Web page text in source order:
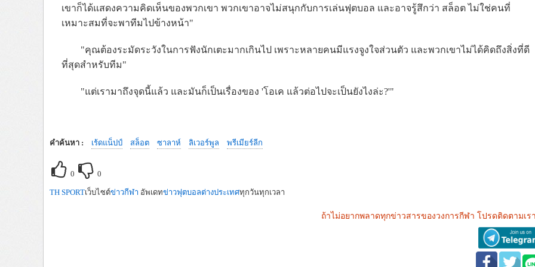
เขาก็ได้แสดงความคิดเห็นของพวกเขา พวกเขาอาจไม่สนุกกับการเล่นฟุตบอล และอาจรู้สึกว่า สล็อต ไม่ใช่คนที่
เหมาะสมที่จะพาทีมไปข้างหน้า"
"คุณต้องระมัดระวังในการฟังนักเตะมากเกินไป เพราะหลายคนมีแรงจูงใจส่วนตัว และพวกเขาไม่ได้คิดถึงสิ่งที่ดี
ที่สุดสำหรับทีม"
"แต่เรามาถึงจุดนี้แล้ว และมันก็เป็นเรื่องของ 'โอเค แล้วต่อไปจะเป็นยังไงล่ะ?'"
คำค้นหา : เร้ดแน็ปป์ สล็อต ซาลาห์ ลิเวอร์พูล พรีเมียร์ลีก
0 0
TH SPORTเว็บไซต์ข่าวกีฬา อัพเดทข่าวฟุตบอลต่างประเทศทุกวันทุกเวลา
ถ้าไม่อยากพลาดทุกข่าวสารของวงการกีฬา โปรดติดตามเร